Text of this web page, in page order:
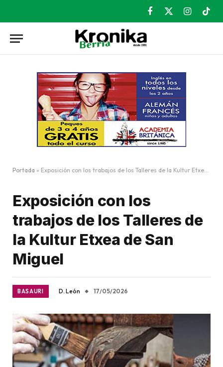
Facebook
X
Instagram
Portada » Exposición con los trabajos de los Talleres de la Kultur Etxea de San Miguel
Exposición con los
trabajos de los Talleres de
la Kultur Etxea de San
Miguel
BASAURI D. León 17/05/2026